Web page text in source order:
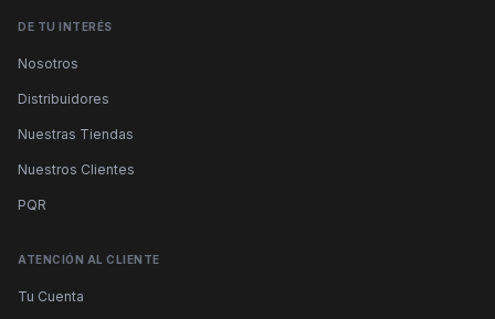
DE TU INTERÉS
Nosotros
Distribuidores
Nuestras Tiendas
Nuestros Clientes
PQR
ATENCIÓN AL CLIENTE
Tu Cuenta